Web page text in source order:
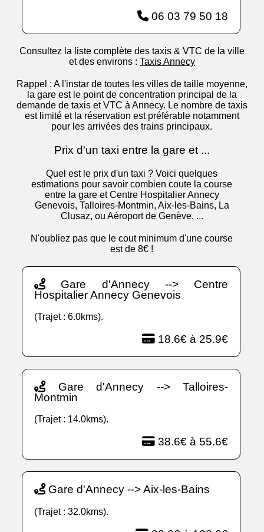
06 03 79 50 18
Consultez la liste complète des taxis & VTC de la ville
et des environs : Taxis Annecy
Rappel : A l'instar de toutes les villes de taille moyenne,
la gare est le point de concentration principal de la
demande de taxis et VTC à Annecy. Le nombre de taxis
est limité et la réservation est préférable notamment
pour les arrivées des trains principaux.
Prix d'un taxi entre la gare et ...
Quel est le prix d'un taxi ? Voici quelques
estimations pour savoir combien coute la course
entre la gare et Centre Hospitalier Annecy
Genevois, Talloires-Montmin, Aix-les-Bains, La
Clusaz, ou Aéroport de Genève, ...
N'oubliez pas que le cout minimum d'une course
est de 8€ !
Gare d'Annecy --> Centre
Hospitalier Annecy Genevois
(Trajet : 6.0kms).
18.6€ à 25.9€
Gare d'Annecy --> Talloires-
Montmin
(Trajet : 14.0kms).
38.6€ à 55.6€
Gare d'Annecy --> Aix-les-Bains
(Trajet : 32.0kms).